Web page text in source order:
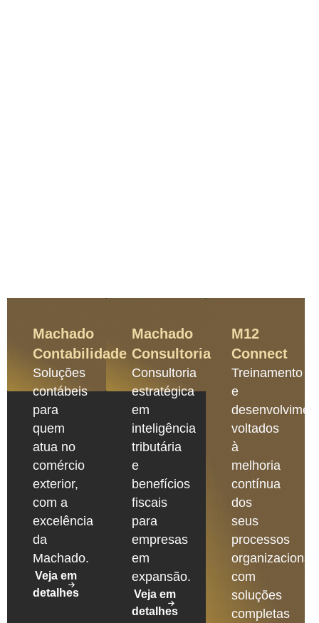
Machado
Contabilidade
Soluções
contábeis
para
quem
atua no
comércio
exterior,
com a
excelência
da
Machado.
Veja em
detalhes
Machado
Consultoria
Consultoria
estratégica
em
inteligência
tributária
e
benefícios
fiscais
para
empresas
em
expansão.
Veja em
detalhes
M12
Connect
Treinamento
e
voltados
à
melhoria
contínua
dos
seus
processos
com
soluções
completas